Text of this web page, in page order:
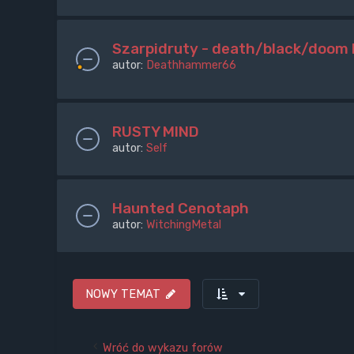
Szarpidruty - death/black/doom
autor: Deathhammer66
RUSTY MIND
autor: Self
Haunted Cenotaph
autor: WitchingMetal
NOWY TEMAT
Wróć do wykazu forów